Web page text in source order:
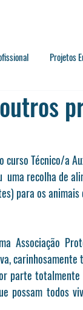
Projetos
Técnico/a
uma recolha de
para os animais
Associação
parte
possam todos